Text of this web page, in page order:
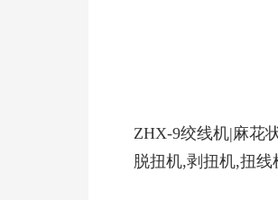
ZHX-9绞线机|麻花
脱扭机,剥扭机,扭